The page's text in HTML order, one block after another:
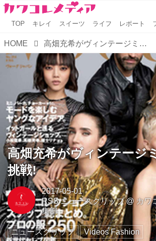
TOP キレイ スイーツ ライフ レポート
HOME 高畑充希がヴィンテージミックスに挑戦!
高畑充希がヴィンテージ
挑戦!
2017-05-01
RSS ニュースクリップ@ カワ
集部
ニュースクリップ Videos Fashion